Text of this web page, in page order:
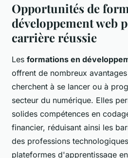
Opportunités de
développement web
carrière réussie
Les formations en
offrent de nombreux
cherchent à se lancer ou à
secteur du numérique. Elles
solides compétences en
financier, réduisant ainsi les
des professions
plateformes d'apprentissage